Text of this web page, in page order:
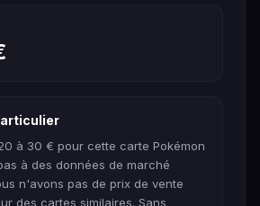
à 30 € pour cette carte Pokémon
à des données de marché
n'avons pas de prix de vente
des cartes similaires. Sans